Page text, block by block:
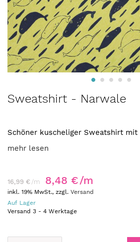
Anfang
springen
Sweatshirt - Narwale
Schöner kuscheliger Sweatshirt mit
mehr lesen
16,99 € /m 8,48 €/m
inkl. 19% MwSt., zzgl. Versand
Auf Lager
Versand 3 - 4 Werktage